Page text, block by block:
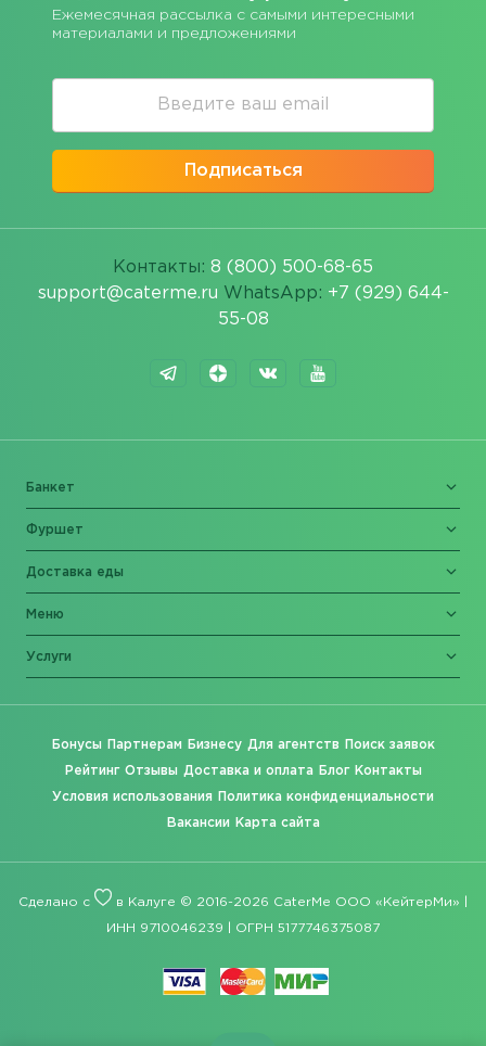
Ежемесячная рассылка с самыми интересными
материалами и предложениями
Подписаться
Контакты: 8 (800) 500-68-65
support@caterme.ru WhatsApp: +7 (929) 644-
55-08
Банкет
Фуршет
Доставка еды
Меню
Услуги
Бонусы Партнерам Бизнесу Для агентств Поиск заявок
Рейтинг Отзывы Доставка и оплата Блог Контакты
Условия использования Политика конфиденциальности
Вакансии Карта сайта
Сделано с в Калуге © 2016-2026 CaterMe ООО «КейтерМи» |
ИНН 9710046239 | ОГРН 5177746375087